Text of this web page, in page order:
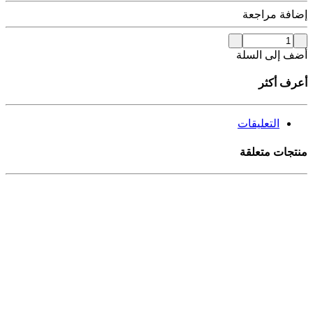
إضافة مراجعة
أضف إلى السلة
أعرف أكثر
التعليقات
منتجات متعلقة